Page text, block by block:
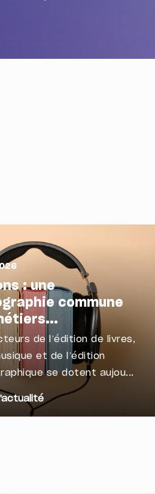
: une
commune
de l’édition de livres,
et de l’édition
se dotent aujou...